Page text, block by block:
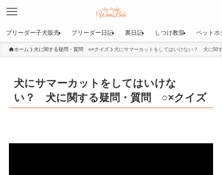
ブリーダー子犬販売 ブリーダー日記 裏日記 しつけ教室 ペットホ
ホーム 犬に関する疑問・質問 ○×クイズ 犬にサマーカットをしてはいけない？ 犬に関
犬にサマーカットをしてはいけな
い？ 犬に関する疑問・質問 ○×クイズ